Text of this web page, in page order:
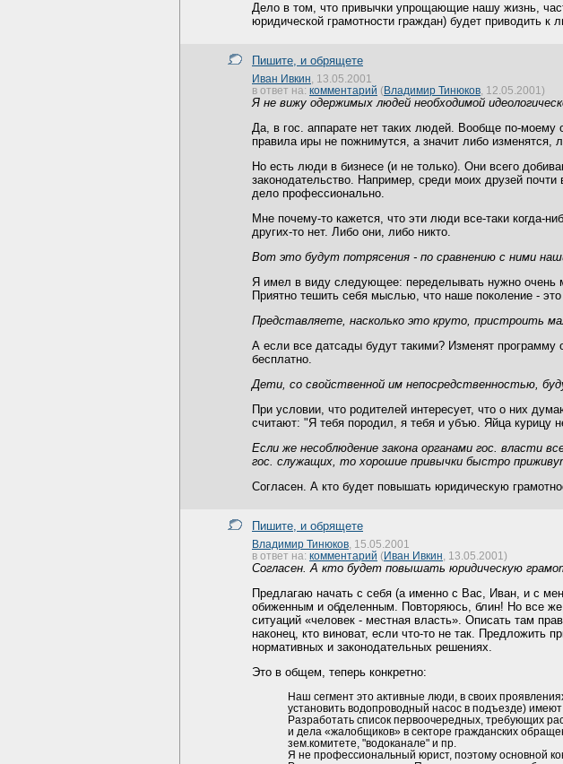
Дело в том, что привычки упрощающие нашу жизнь,
юридической грамотности граждан) будет приводить
Пишите, и обрящете
Иван Ивкин , 13.05.2001
в ответ на: комментарий (Владимир Тинюков , 12.05.2001)
Я не вижу одержимых людей необходимой
Да, в гос. аппарате нет таких людей. Вообще по-моему
правила иры не пожнимутся, а значит либо изменятся,
Но есть люди в бизнесе (и не только). Они всего
законодательство. Например, среди моих друзей
дело профессионально.
Мне почему-то кажется, что эти люди все-таки когда-
других-то нет. Либо они, либо никто.
Вот это будут потрясения - по сравнению с ними
Я имел в виду следующее: переделывать нужно очень
Приятно тешить себя мыслью, что наше поколение -
Представляете, насколько это круто, пристроить
А если все датсады будут такими? Изменят программу
бесплатно.
Дети, со свойственной им непосредственностью,
При условии, что родителей интересует, что о них
считают: "Я тебя породил, я тебя и убъю. Яйца курицу
Если же несоблюдение закона органами гос. власти
гос. служащих, то хорошие привычки быстро
Согласен. А кто будет повышать юридическую
Пишите, и обрящете
Владимир Тинюков , 15.05.2001
в ответ на: комментарий (Иван Ивкин , 13.05.2001)
Согласен. А кто будет повышать юридическую
Предлагаю начать с себя (а именно с Вас, Иван, и с
обиженным и обделенным. Повторяюсь, блин! Но все
ситуаций «человек - местная власть». Описать там
наконец, кто виноват, если что-то не так.
нормативных и законодательных решениях.
Это в общем, теперь конкретно:
Наш сегмент это активные люди, в своих
установить водопроводный насос в подъезде)
Разработать список первоочередных, требующих
и дела «жалобщиков» в секторе гражданских
зем.комитете, "водоканале" и пр.
Я не профессиональный юрист, поэтому основной